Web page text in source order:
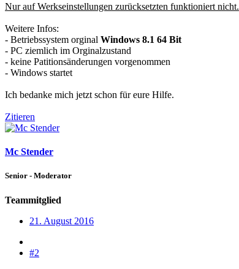
Nur auf Werkseinstellungen zurücksetzten funktioniert nicht.
Weitere Infos:
- Betriebssystem orginal Windows 8.1 64 Bit
- PC ziemlich im Orginalzustand
- keine Patitionsänderungen vorgenommen
- Windows startet
Ich bedanke mich jetzt schon für eure Hilfe.
Zitieren
Mc Stender
Senior - Moderator
Teammitglied
21. August 2016
#2